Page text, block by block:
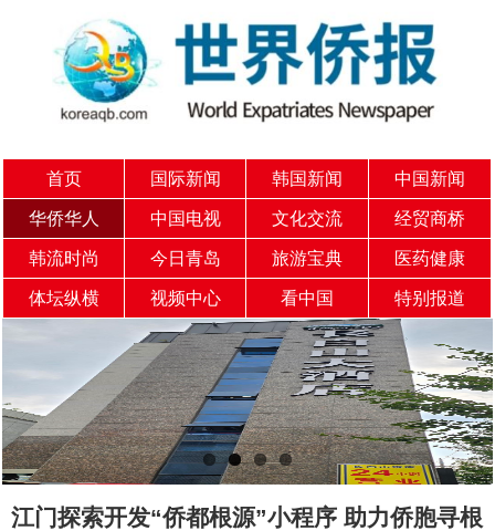
首页 国际新闻 韩国新闻 中国新闻
华侨华人 中国电视 文化交流 经贸商桥
韩流时尚 今日青岛 旅游宝典 医药健康
体坛纵横 视频中心 看中国 特别报道
江门探索开发“侨都根源”小程序 助力侨胞寻根